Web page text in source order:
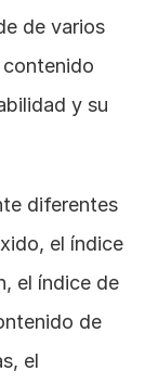
de varios
y su
diferentes
el índice
el índice de
de
el